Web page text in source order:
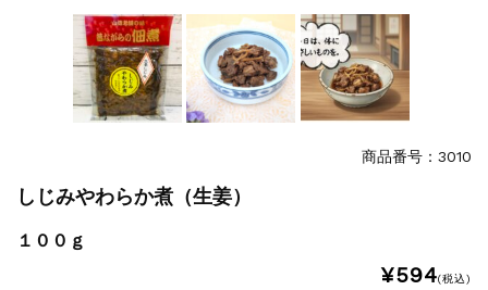
商品番号：3010
しじみやわらか煮（生姜）
１００ｇ
¥594(税込)